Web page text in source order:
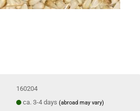
160204
ca. 3-4 days(abroad may vary)